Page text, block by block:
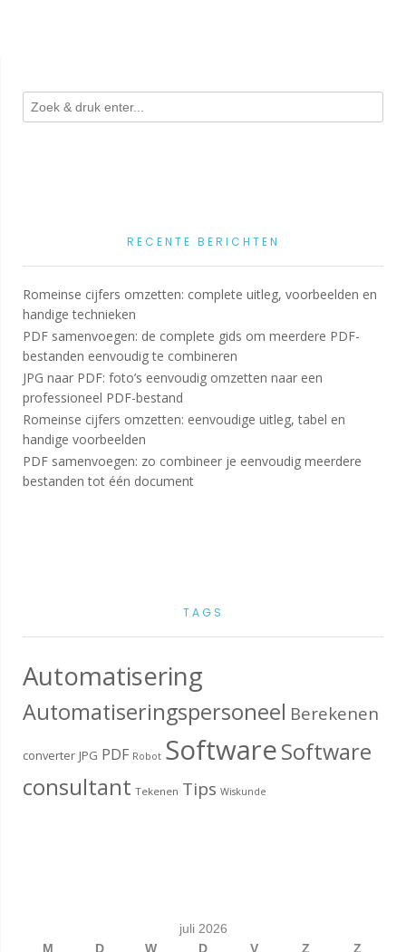
RECENTE BERICHTEN
Romeinse cijfers omzetten: complete uitleg, voorbeelden en
handige technieken
PDF samenvoegen: de complete gids om meerdere PDF-
bestanden eenvoudig te combineren
JPG naar PDF: foto’s eenvoudig omzetten naar een
professioneel PDF-bestand
Romeinse cijfers omzetten: eenvoudige uitleg, tabel en
handige voorbeelden
PDF samenvoegen: zo combineer je eenvoudig meerdere
bestanden tot één document
TAGS
Automatisering
Automatiseringspersoneel Berekenen
converter JPG PDF Robot SoftwareSoftware
consultant Tekenen Tips Wiskunde
juli 2026
M
D W D V Z Z